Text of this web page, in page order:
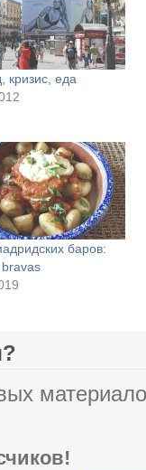
кризис, еда
баров: